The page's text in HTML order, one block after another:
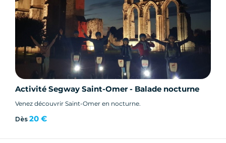
Activité Segway Saint-Omer - Balade nocturne
Venez découvrir Saint-Omer en nocturne.
Dès 20 €